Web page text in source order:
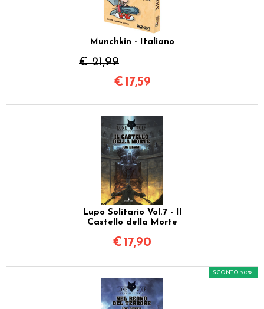
Munchkin - Italiano
€ 21,99
€ 17,59
Lupo Solitario Vol.7 - Il
Castello della Morte
€ 17,90
SCONTO 20%